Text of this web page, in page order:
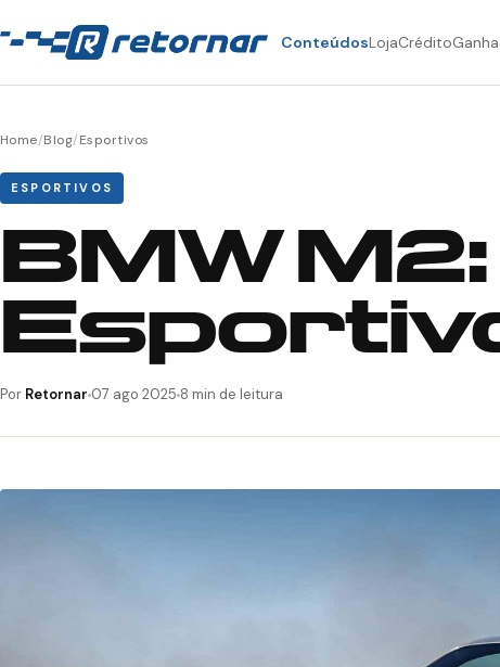
ConteúdosLojaCrédito
Home/Blog/Esportivos
ESPORTIVOS
BMW
Por Retornar 07 ago 2025 8 min de leitura